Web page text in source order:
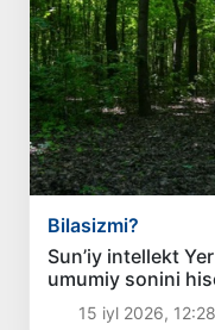
Bilasizmi?
Sun’iy intellekt
umumiy sonini
15 iyl 2026, 12:28